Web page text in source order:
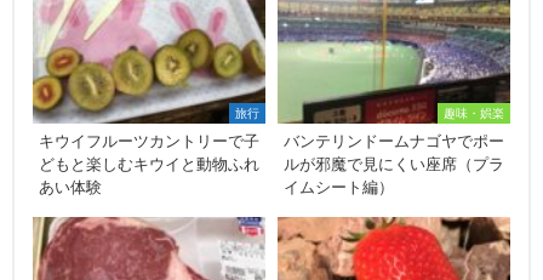
旅行
キウイフルーツカントリーで子
どもと楽しむキウイと動物ふれ
あい体験
趣味・娯楽
バンテリンドームナゴヤでポー
ルが邪魔で見にくい座席（プラ
イムシート編）